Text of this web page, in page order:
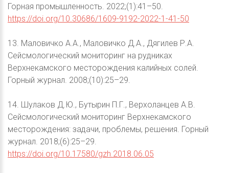
Горная промышленность. 2022;(1):41–50.
https://doi.org/10.30686/1609-9192-2022-1-41-50
13. Маловичко А.А., Маловичко Д.А., Дягилев Р.А.
Сейсмологический мониторинг на рудниках
Верхнекамского месторождения калийных солей.
Горный журнал. 2008;(10):25–29.
14. Шулаков Д.Ю., Бутырин П.Г., Верхоланцев А.В.
Сейсмологический мониторинг Верхнекамского
месторождения: задачи, проблемы, решения. Горный
журнал. 2018;(6):25–29.
https://doi.org/10.17580/gzh.2018.06.05